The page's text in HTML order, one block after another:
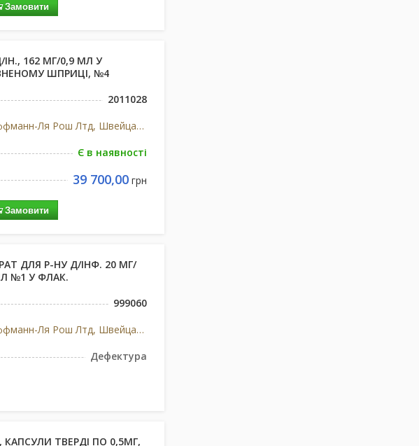
Замовити
162 МГ/0,9 МЛ У
ШПРИЦІ, №4
2011028
Ф.Хоффманн-Ля Рош Лтд, Швейцарія
Є в наявності
39 700,00грн
Замовити
ДЛЯ Р-НУ Д/ІНФ. 20 МГ/
№1 У ФЛАК.
999060
Ф.Хоффманн-Ля Рош Лтд, Швейцарія
Дефектура
КАПСУЛИ ТВЕРДІ ПО 0,5МГ,